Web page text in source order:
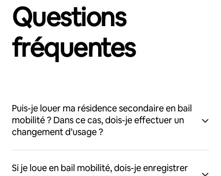
Questions
fréquentes
Puis-je louer ma résidence secondaire en bail
mobilité ? Dans ce cas, dois-je effectuer un
changement d’usage ?
Si je loue en bail mobilité, dois-je enregistrer